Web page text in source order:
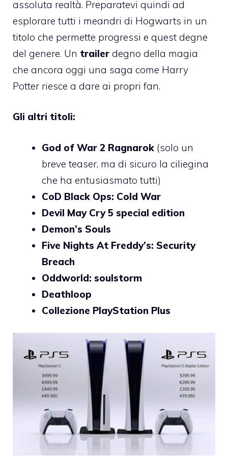
assoluta realtà. Preparatevi quindi ad
esplorare tutti i meandri di Hogwarts in un
titolo che permette progressi e quest degne
del genere. Un trailer degno della magia
che ancora oggi una saga come Harry
Potter riesce a dare ai propri fan.
Gli altri titoli:
God of War 2 Ragnarok (solo un
breve teaser, ma di sicuro la ciliegina
che ha entusiasmato tutti)
CoD Black Ops: Cold War
Devil May Cry 5 special edition
Demon’s Souls
Five Nights At Freddy’s: Security
Breach
Oddworld: soulstorm
Deathloop
Collezione PlayStation Plus